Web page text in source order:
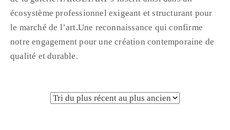
écosystème professionnel exigeant et structurant pour
le marché de l’art.Une reconnaissance qui confirme
notre engagement pour une création contemporaine de
qualité et durable.